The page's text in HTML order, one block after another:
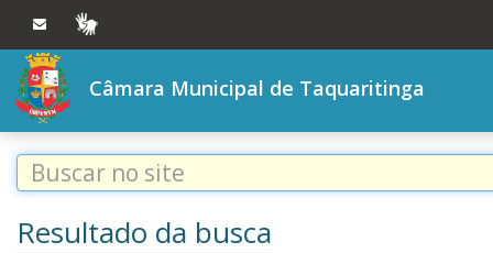
Ir ao conteúdo
Ir à navegação principal
VLIBRAS
Câmara Municipal de Taquaritinga
Resultado da busca